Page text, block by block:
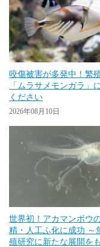
咬傷被害が多発中！繁
「ムラサメモンガラ」
ください
2026年08月10日
世界初！アカマンボウ
精・人工ふ化に成功 ～
殖研究に新たな展開を